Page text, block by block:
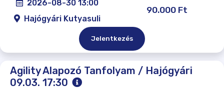
2026-08-30 13:00
Hajógyári Kutyasuli
90.000 Ft
Jelentkezés
Agility Alapozó Tanfolyam / Hajógyári
09.03. 17:30